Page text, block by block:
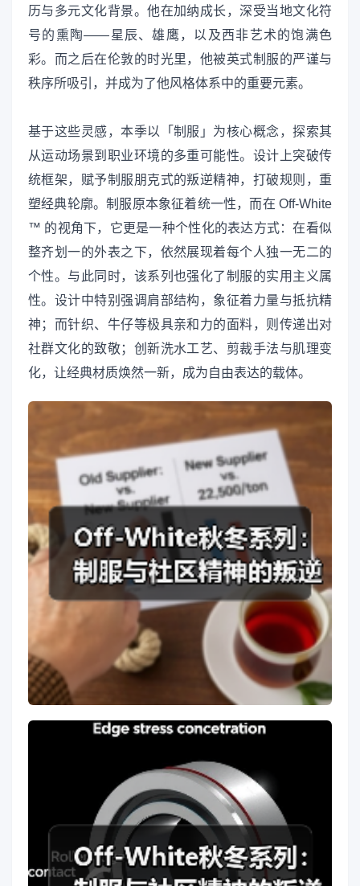
历与多元文化背景。他在加纳成长，深受当地文化符
号的熏陶——星辰、雄鹰，以及西非艺术的饱满色
彩。而之后在伦敦的时光里，他被英式制服的严谨与
秩序所吸引，并成为了他风格体系中的重要元素。
基于这些灵感，本季以「制服」为核心概念，探索其
从运动场景到职业环境的多重可能性。设计上突破传
统框架，赋予制服朋克式的叛逆精神，打破规则，重
塑经典轮廓。制服原本象征着统一性，而在 Off-White
™ 的视角下，它更是一种个性化的表达方式：在看似
整齐划一的外表之下，依然展现着每个人独一无二的
个性。与此同时，该系列也强化了制服的实用主义属
性。设计中特别强调肩部结构，象征着力量与抵抗精
神；而针织、牛仔等极具亲和力的面料，则传递出对
社群文化的致敬；创新洗水工艺、剪裁手法与肌理变
化，让经典材质焕然一新，成为自由表达的载体。